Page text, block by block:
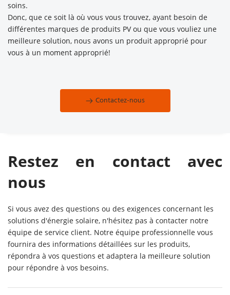
soins.
Donc, que ce soit là où vous vous trouvez, ayant besoin de
différentes marques de produits PV ou que vous vouliez une
meilleure solution, nous avons un produit approprié pour
vous à un moment approprié!
Contactez-nous
Restez en contact avec
nous
Si vous avez des questions ou des exigences concernant les
solutions d'énergie solaire, n'hésitez pas à contacter notre
équipe de service client. Notre équipe professionnelle vous
fournira des informations détaillées sur les produits,
répondra à vos questions et adaptera la meilleure solution
pour répondre à vos besoins.